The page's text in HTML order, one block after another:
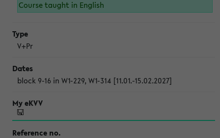
Course taught in English
V+Pr
block 9-16 in W1-229, W1-314 [11.01.-15.02.2027]